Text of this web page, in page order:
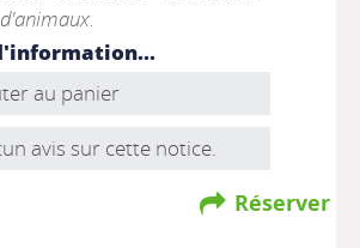
au panier
avis sur cette notice.
Réserver